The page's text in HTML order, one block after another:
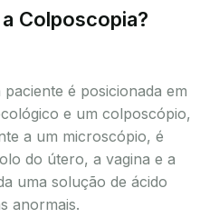
Colposcopia?
é posicionada em
e um colposcópio,
a um microscópio, é
do útero, a vagina e a
uma solução de ácido
anormais.